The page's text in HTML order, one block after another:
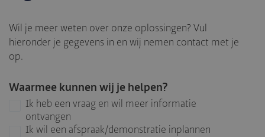
Wil je meer weten over onze oplossingen? Vul
hieronder je gegevens in en wij nemen contact met je
op.
Waarmee kunnen wij je helpen?
Ik heb een vraag en wil meer informatie
ontvangen
Ik wil een afspraak/demonstratie inplannen